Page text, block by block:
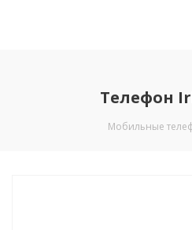
Телефон
Мобильные